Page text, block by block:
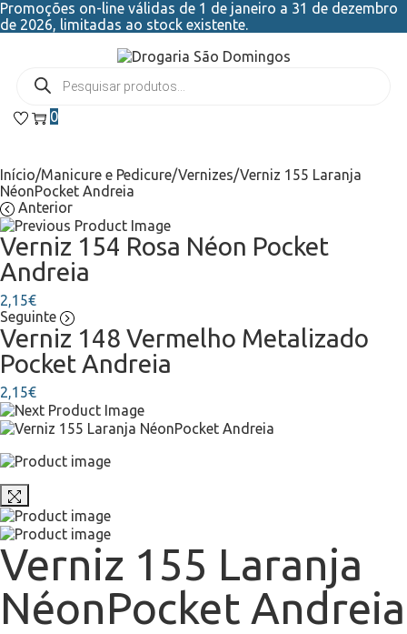
Promoções on-line válidas de 1 de janeiro a 31 de dezembro
de 2026, limitadas ao stock existente.
0
Início/Manicure e Pedicure/Vernizes/Verniz 155 Laranja
NéonPocket Andreia
Anterior
Verniz 154 Rosa Néon Pocket
Andreia
2,15€
Seguinte
Verniz 148 Vermelho Metalizado
Pocket Andreia
2,15€
Verniz 155 Laranja
NéonPocket Andreia